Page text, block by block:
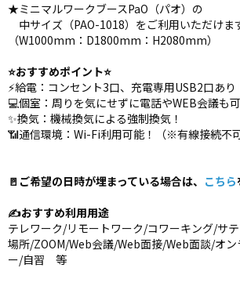
★ミニマルワークブースPaO（パオ）の
中サイズ（PAO-1018）をご利用いただけま
（W1000mm：D1800mm：H2080mm）
⭐️おすすめポイント⭐️
⚡️給電：コンセント3口、充電専用USB2口あり
💻個室：周りを気にせずに電話やWEB会議も可
✨換気：機械換気による強制換気！
📶通信環境：Wi-Fi利用可能！（※有線接続不可
🚪ご希望の日時が埋まっている場合は、 こちら
✍️おすすめ利用用途
テレワーク/リモートワーク/コワーキング/サ
場所/ZOOM/Web会議/Web面接/Web面談/オ
ー/自習 等